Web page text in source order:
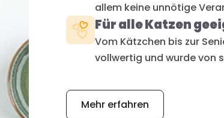
allem keine unnötige
Für alle Katzen
Vom Kätzchen bis zur
vollwertig und wurde von
Mehr erfahren